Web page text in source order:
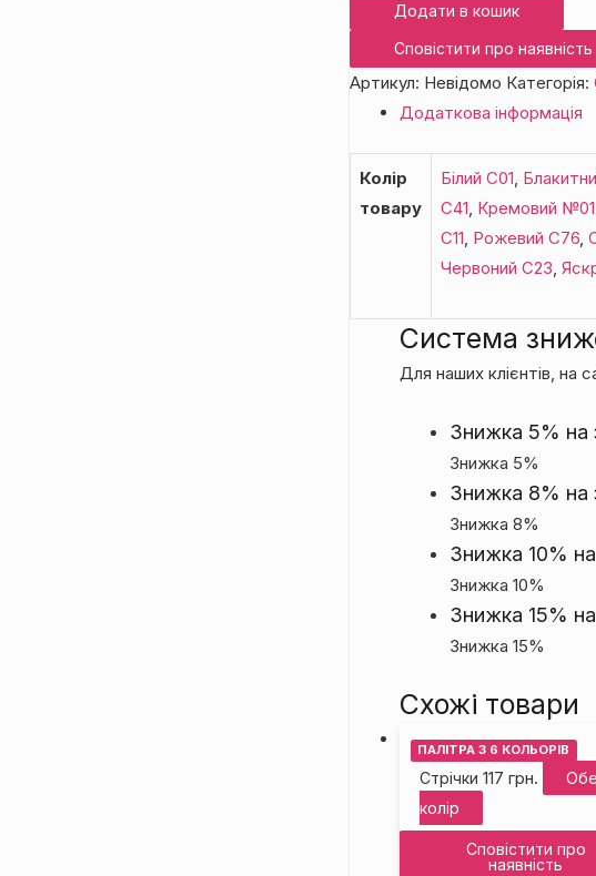
0,6см
кількість
Додати в кошик
Сповістити про наявність
Артикул: Невідомо Категорія:
Додаткова інформація
Колір
товару
Білий С01
С41 Кремовий №01
С11 Рожевий С76,
Червоний С23
Система
Для наших клієнтів, на
Знижка 5% на
Знижка 5%
Знижка 8% на
Знижка 8%
Знижка 10%
Знижка 10%
Знижка 15%
Знижка 15%
Схожі товари
ПАЛІТРА З 6 КОЛЬОРІВ
Стрічки 117 грн.
колір
Сповістити про
наявність